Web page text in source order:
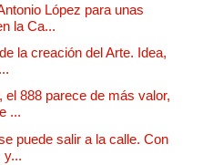
López para unas
la Ca...
la creación del Arte. Idea,
el 888 parece de más valor,
...
puede salir a la calle. Con